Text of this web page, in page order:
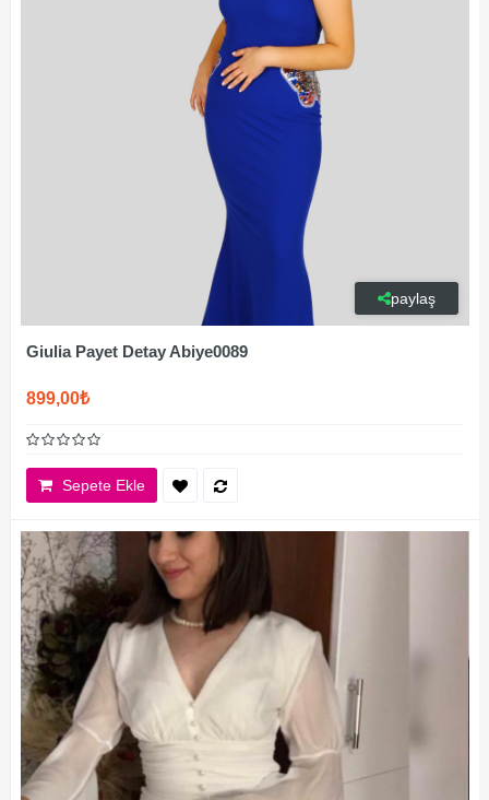
paylaş
Giulia Payet Detay Abiye0089
899,00₺
Sepete Ekle